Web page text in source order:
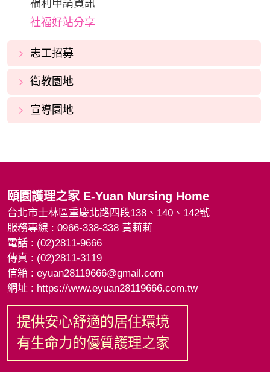
福利申請資訊
社福好站分享
志工招募
衛教園地
宣導園地
頤園護理之家 E-Yuan Nursing Home
台北市士林區重慶北路四段138、140、142號
服務專線 : 0966-338-338 黃莉莉
電話 : (02)2811-9666
傳真 : (02)2811-3119
信箱 : eyuan28119666@gmail.com
網址 : https://www.eyuan28119666.com.tw
提供安心舒適的居住環境
有生命力的優質護理之家